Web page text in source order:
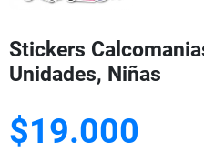
Stickers
Unidades, Niñas
$19.000